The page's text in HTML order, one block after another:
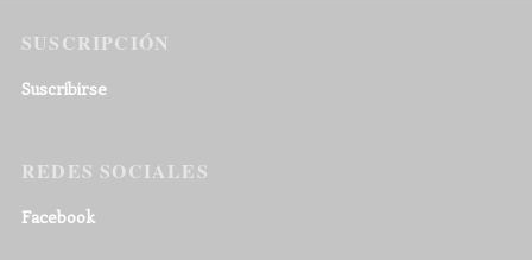
SUSCRIPCIÓN
Suscribirse
REDES SOCIALES
Facebook